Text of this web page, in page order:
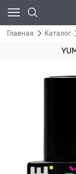
Главная Каталог